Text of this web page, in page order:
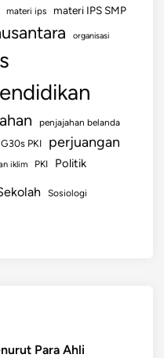
materi ips materi IPS SMP
organisasi
penjajahan belanda
PKI perjuangan
iklim PKI Politik
Sosiologi
Para Ahli